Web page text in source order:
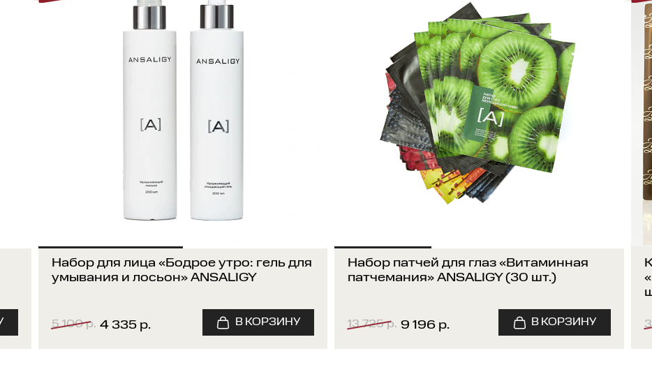
Набор для лица «Бодрое утро: гель для
умывания и лосьон» ANSALIGY
5 100 р. 4 335 р.
Набор патчей для глаз «Витаминная
патчемания» ANSALIGY (30 шт.)
13 725 р. 9 196 р.